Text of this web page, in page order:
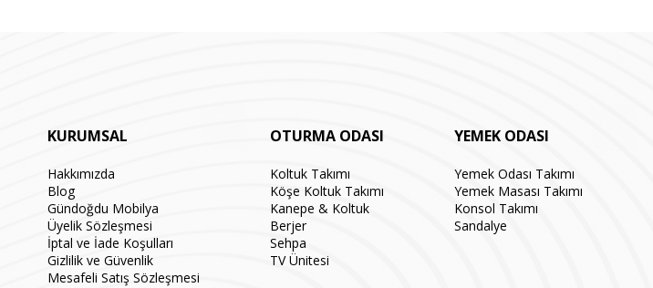
KURUMSAL
Hakkımızda
Blog
Gündoğdu Mobilya
Üyelik Sözleşmesi
İptal ve İade Koşulları
Gizlilik ve Güvenlik
Mesafeli Satış Sözleşmesi
OTURMA ODASI
Koltuk Takımı
Köşe Koltuk Takımı
Kanepe & Koltuk
Berjer
Sehpa
TV Ünitesi
YEMEK ODASI
Yemek Odası Takımı
Yemek Masası Takımı
Konsol Takımı
Sandalye